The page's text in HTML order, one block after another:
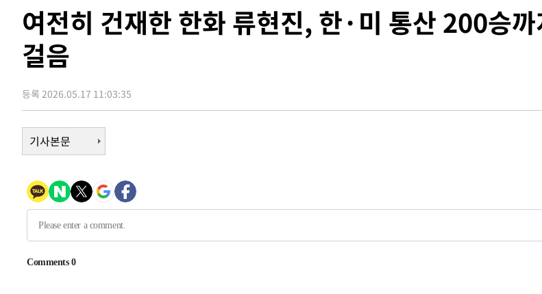
-7067초 전 > 수도권 40도 육박 '펄펄'…동해안 일부 지역엔 호의주의보
-6036초 전 >온열질환 사망자 3명 늘어…누적 환자 3000명 돌파
19초 전 >강릉에 시간당 81.4㎜ 물폭탄…도로 잠기고 담벼락 붕괴
1시간 전 >백운산서 80년근 천종산삼 9뿌리 발견…감정가 1.3억원
3시간 전 >극한폭염 한풀 꺾이지만…'낮 최고 35도' 무더위, 열대야 계속[다음주
날씨]
4시간 전 >[속보]'압수수색·성접대 논란' 축구협회 "실망과 걱정 안겨드려 죄송"
8시간 전 >'최고 37도' 폭염 지속…강원동해안 최대 150㎜ 비
9시간 전 >
-24490초 전 >이란 "호르무즈 재개방 합의 근접…美 배상 선행돼야"
-15537초 전 >
여전히 건재한 한화 류현진, 한·미 통산 200승
걸음
등록 2026.05.17 11:03:35
기사본문